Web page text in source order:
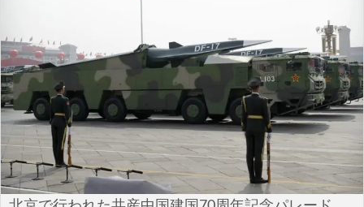
安全保障
ビジネス・経済
カルチャー
ポリシー